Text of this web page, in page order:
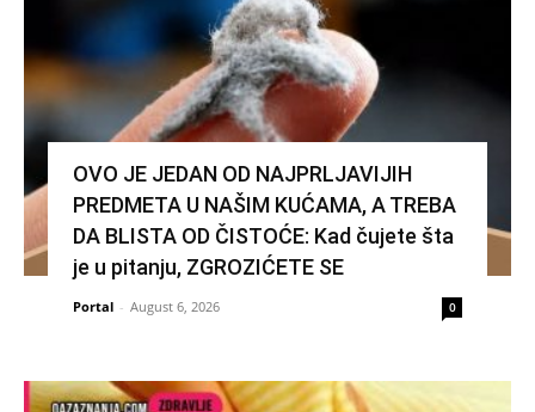
OVO JE JEDAN OD NAJPRLJAVIJIH
PREDMETA U NAŠIM KUĆAMA, A TREBA
DA BLISTA OD ČISTOĆE: Kad čujete šta
je u pitanju, ZGROZIĆETE SE
Portal - August 6, 2026 0